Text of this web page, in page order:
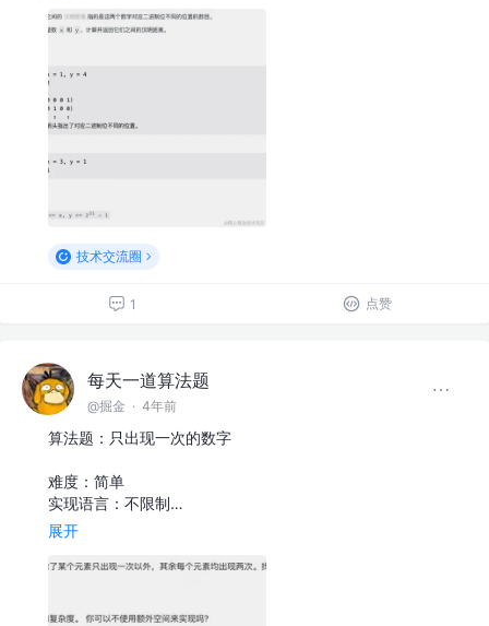
技术交流圈
1 点赞
每天一道算法题
@掘金 · 4年前
算法题：只出现一次的数字
难度：简单
实现语言：不限制…
展开